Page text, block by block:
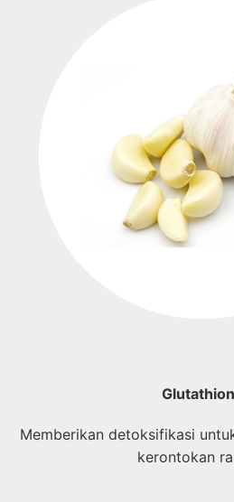
Memberikan detoksifikasi
kerontokan